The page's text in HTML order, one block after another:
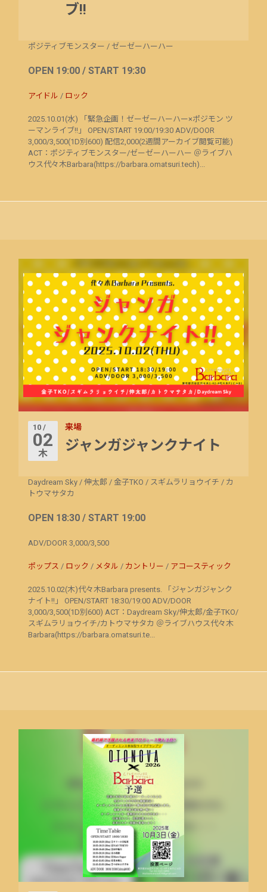
ブ!!
ポジティブモンスター / ゼーゼーハーハー
OPEN 19:00 / START 19:30
アイドル / ロック
2025.10.01(水) 「緊急企画！ゼーゼーハーハー×ポジモン ツ
ーマンライブ!!」 OPEN/START 19:00/19:30 ADV/DOOR
3,000/3,500(1D別600) 配信2,000(2週間アーカイブ閲覧可能)
ACT：ポジティブモンスター/ゼーゼーハーハー ＠ライブハ
ウス代々木Barbara(https://barbara.omatsuri.tech)...
10 /
02
木
来場
ジャンガジャンクナイト
Daydream Sky / 伸太郎 / 金子TKO / スギムラリョウイチ / カ
トウマサタカ
OPEN 18:30 / START 19:00
ADV/DOOR 3,000/3,500
ポップス / ロック / メタル / カントリー / アコースティック
2025.10.02(木)代々木Barbara presents. 「ジャンガジャンク
ナイト!!」 OPEN/START 18:30/19:00 ADV/DOOR
3,000/3,500(1D別600) ACT：Daydream Sky/伸太郎/金子TKO/
スギムラリョウイチ/カトウマサタカ ＠ライブハウス代々木
Barbara(https://barbara.omatsuri.te...